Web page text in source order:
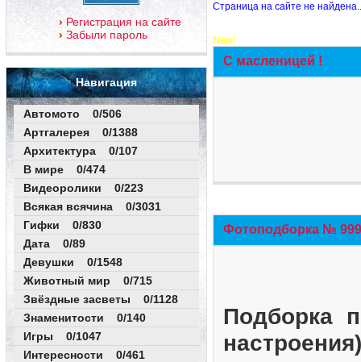
Регистрация на сайте
Забыли пароль
Навигация
Автомото 0/506
Артгалерея 0/1388
Архитектура 0/107
В мире 0/474
Видеоролики 0/223
Всякая всячина 0/3031
Гифки 0/830
Дата 0/89
Девушки 0/1548
Животный мир 0/715
Звёздные засветы 0/1128
Знаменитости 0/140
Игры 0/1047
Интересности 0/461
Страница на сайте не
New!
С масленицей !
Фотоподборка №
Подборка